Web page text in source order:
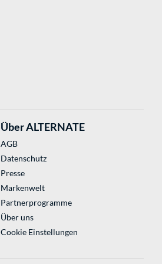
Über ALTERNATE
AGB
Datenschutz
Presse
Markenwelt
Partnerprogramme
Über uns
Cookie Einstellungen